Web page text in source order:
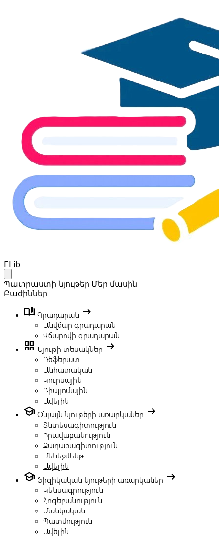
Your Company
ELib
Պատրաստի նյութեր Մեր մասին
Բաժիններ
book_ribbon Գրադարան arrow_right_alt
Անվճար գրադարան
Վճարովի գրադարան
grid_view Նյութի տեսակներ arrow_right_alt
Ռեֆերատ
Անհատական
Կուրսային
Դիպլոմային
Ավելին
school Օնլայն նյութերի առարկաներ arrow_right_alt
Տնտեսագիտություն
Իրավաբանություն
Քաղաքագիտություն
Մենեջմենթ
Ավելին
school Ֆիզիկական նյութերի առարկաներ arrow_right_alt
Կենսագրություն
Հոգեբանություն
Մանկական
Պատմություն
Ավելին